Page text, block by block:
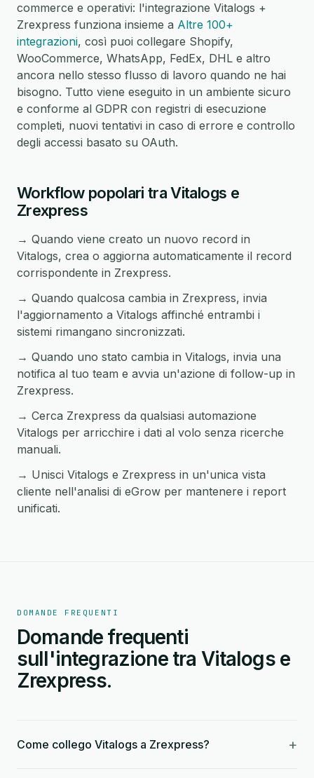
commerce e operativi: l'integrazione Vitalogs +
Zrexpress funziona insieme a Altre 100+
integrazioni, così puoi collegare Shopify,
WooCommerce, WhatsApp, FedEx, DHL e altro
ancora nello stesso flusso di lavoro quando ne hai
bisogno. Tutto viene eseguito in un ambiente sicuro
e conforme al GDPR con registri di esecuzione
completi, nuovi tentativi in caso di errore e controllo
degli accessi basato su OAuth.
Workflow popolari tra Vitalogs e
Zrexpress
→ Quando viene creato un nuovo record in
Vitalogs, crea o aggiorna automaticamente il record
corrispondente in Zrexpress.
→ Quando qualcosa cambia in Zrexpress, invia
l'aggiornamento a Vitalogs affinché entrambi i
sistemi rimangano sincronizzati.
→ Quando uno stato cambia in Vitalogs, invia una
notifica al tuo team e avvia un'azione di follow-up in
Zrexpress.
→ Cerca Zrexpress da qualsiasi automazione
Vitalogs per arricchire i dati al volo senza ricerche
manuali.
→ Unisci Vitalogs e Zrexpress in un'unica vista
cliente nell'analisi di eGrow per mantenere i report
unificati.
DOMANDE FREQUENTI
Domande frequenti
sull'integrazione tra Vitalogs e
Zrexpress.
Come collego Vitalogs a Zrexpress? +